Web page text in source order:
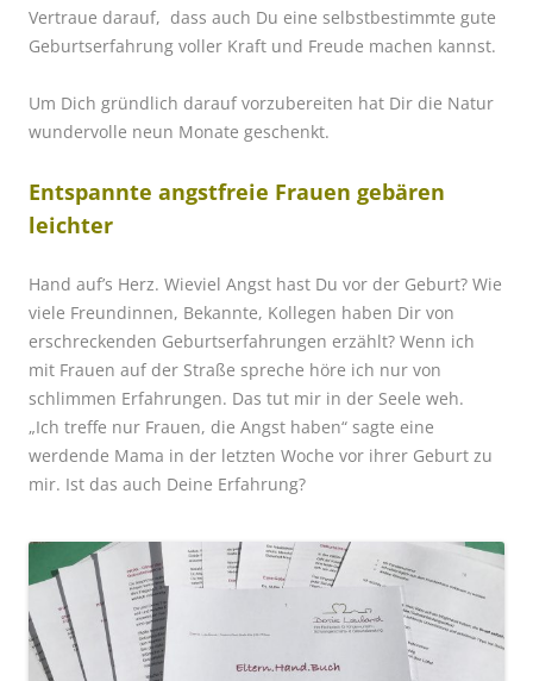
Vertraue darauf, dass auch Du eine selbstbestimmte gute
Geburtserfahrung voller Kraft und Freude machen kannst.
Um Dich gründlich darauf vorzubereiten hat Dir die Natur
wundervolle neun Monate geschenkt.
Entspannte angstfreie Frauen gebären
leichter
Hand auf’s Herz. Wieviel Angst hast Du vor der Geburt? Wie
viele Freundinnen, Bekannte, Kollegen haben Dir von
erschreckenden Geburtserfahrungen erzählt? Wenn ich
mit Frauen auf der Straße spreche höre ich nur von
schlimmen Erfahrungen. Das tut mir in der Seele weh.
„Ich treffe nur Frauen, die Angst haben“ sagte eine
werdende Mama in der letzten Woche vor ihrer Geburt zu
mir. Ist das auch Deine Erfahrung?